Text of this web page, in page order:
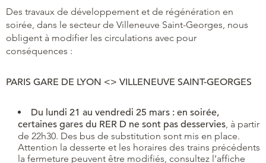
Des travaux de développement et de régénération en
soirée, dans le secteur de Villeneuve Saint-Georges, nous
obligent à modifier les circulations avec pour
conséquences :
PARIS GARE DE LYON <> VILLENEUVE SAINT-GEORGES
Du lundi 21 au vendredi 25 mars : en soirée,
certaines gares du RER D ne sont pas desservies , à partir
de 22h30. Des bus de substitution sont mis en place.
Attention la desserte et les horaires des trains précédents
la fermeture peuvent être modifiés, consultez l’affiche